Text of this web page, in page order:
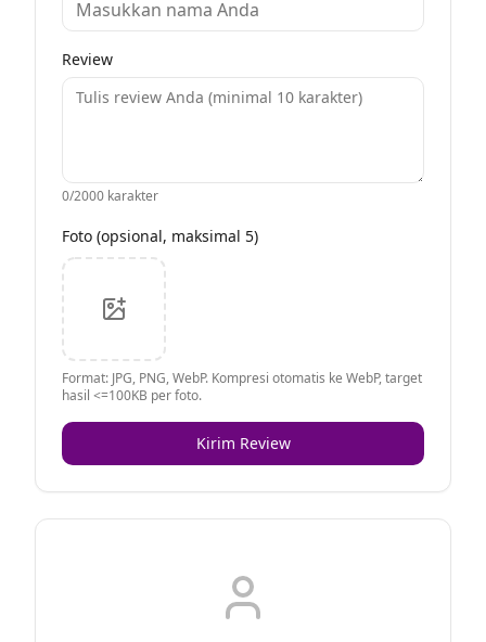
Review
0/2000 karakter
Foto (opsional, maksimal 5)
Format: JPG, PNG, WebP. Kompresi otomatis ke WebP, target
hasil <=100KB per foto.
Kirim Review